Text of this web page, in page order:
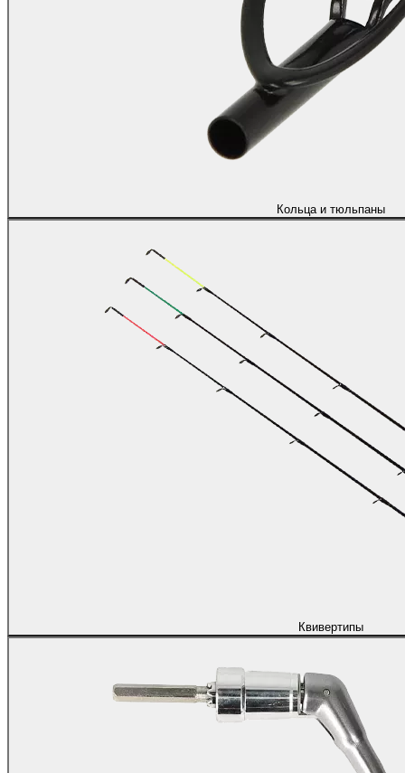
Кольца и тюльпаны
Квивертипы